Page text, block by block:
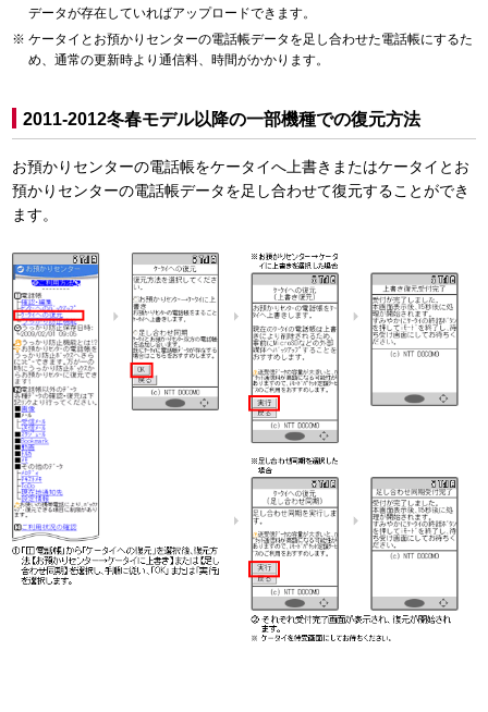
データが存在していればアップロードできます。
ケータイとお預かりセンターの電話帳データを足し合わせた電話帳にするた
め、通常の更新時より通信料、時間がかかります。
2011-2012冬春モデル以降の一部機種での復元方法
お預かりセンターの電話帳をケータイへ上書きまたはケータイとお
預かりセンターの電話帳データを足し合わせて復元することができ
ます。